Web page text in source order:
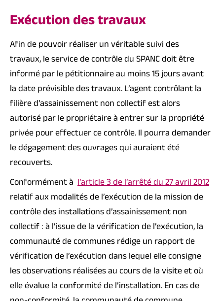
Exécution des travaux
Afin de pouvoir réaliser un véritable suivi des
travaux, le service de contrôle du SPANC doit être
informé par le pétitionnaire au moins 15 jours avant
la date prévisible des travaux. L’agent contrôlant la
filière d’assainissement non collectif est alors
autorisé par le propriétaire à entrer sur la propriété
privée pour effectuer ce contrôle. Il pourra demander
le dégagement des ouvrages qui auraient été
recouverts.
Conformément à l’article 3 de l’arrêté du 27 avril 2012
relatif aux modalités de l’exécution de la mission de
contrôle des installations d’assainissement non
collectif : à l’issue de la vérification de l’exécution, la
communauté de communes rédige un rapport de
vérification de l’exécution dans lequel elle consigne
les observations réalisées au cours de la visite et où
elle évalue la conformité de l’installation. En cas de